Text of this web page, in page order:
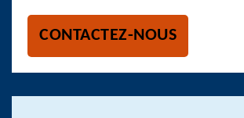
CONTACTEZ-NOUS